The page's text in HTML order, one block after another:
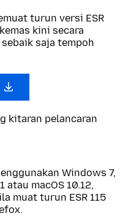
turun versi ESR
kini secara
saja tempoh
kitaran pelancaran
Windows 7,
atau macOS 10.12,
muat turun ESR 115